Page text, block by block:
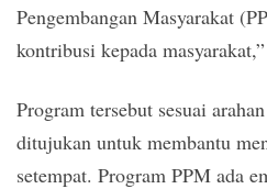
Pengembangan Masyarakat
kontribusi kepada
Program tersebut sesuai
ditujukan untuk membantu
setempat. Program PPM ada